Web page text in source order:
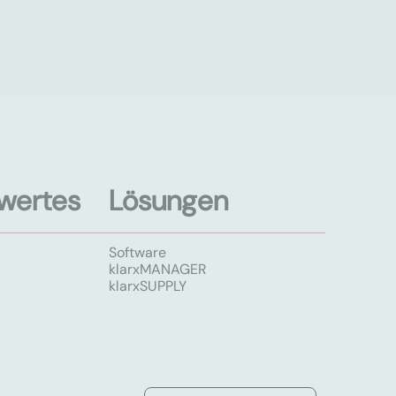
Lösungen
Software
klarxMANAGER
klarxSUPPLY